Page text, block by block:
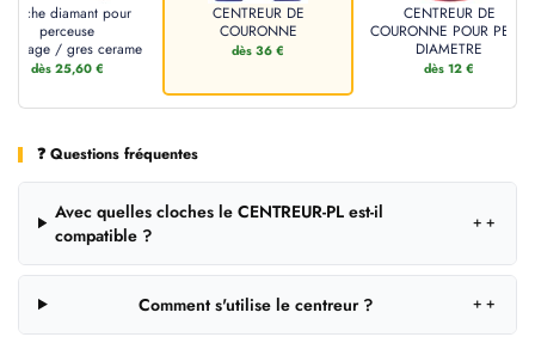
Cloche diamant pour
perceuse
/ gres cerame
dès 25,60 €
CENTREUR DE
COURONNE
dès 36 €
CENTREUR DE
COURONNE POUR PETIT
DIAMETRE
dès 12 €
❓ Questions fréquentes
Avec quelles cloches le CENTREUR-PL est-il
compatible ?
＋
Comment s'utilise le centreur ? ＋